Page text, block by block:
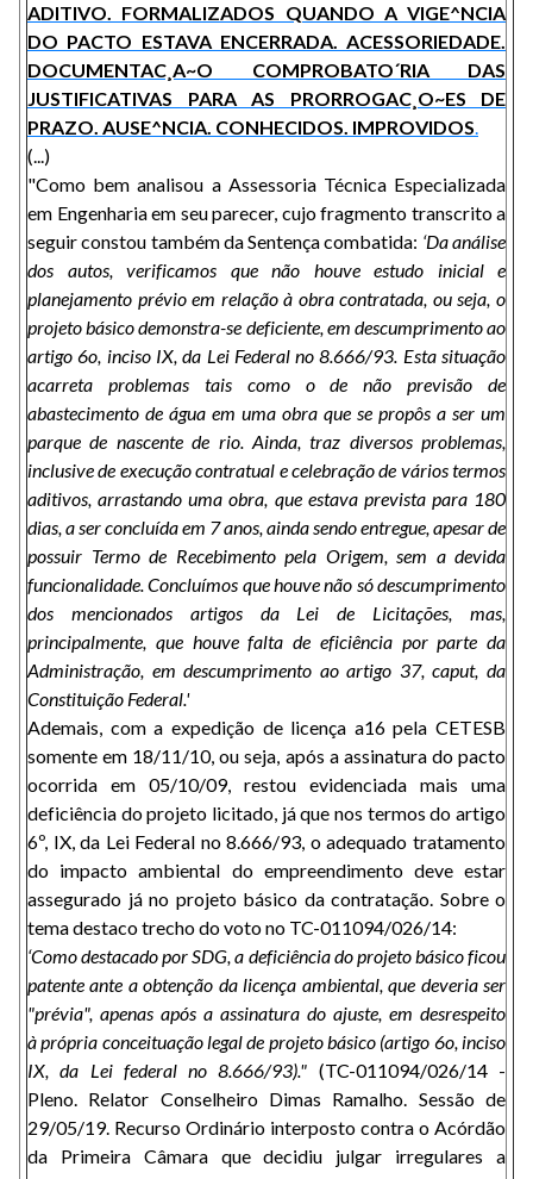
ADITIVO. FORMALIZADOS QUANDO A VIGE^NCIA
DO PACTO ESTAVA ENCERRADA. ACESSORIEDADE.
DOCUMENTAC¸A~O COMPROBATO´RIA DAS
JUSTIFICATIVAS PARA AS PRORROGAC¸O~ES DE
PRAZO. AUSE^NCIA. CONHECIDOS. IMPROVIDOS.
(...)
"Como bem analisou a Assessoria Técnica Especializada
em Engenharia em seu parecer, cujo fragmento transcrito a
seguir constou também da Sentença combatida: ‘Da análise
dos autos, verificamos que não houve estudo inicial e
planejamento prévio em relação à obra contratada, ou seja, o
projeto básico demonstra-se deficiente, em descumprimento ao
artigo 6o, inciso IX, da Lei Federal no 8.666/93. Esta situação
acarreta problemas tais como o de não previsão de
abastecimento de água em uma obra que se propôs a ser um
parque de nascente de rio. Ainda, traz diversos problemas,
inclusive de execução contratual e celebração de vários termos
aditivos, arrastando uma obra, que estava prevista para 180
dias, a ser concluída em 7 anos, ainda sendo entregue, apesar de
possuir Termo de Recebimento pela Origem, sem a devida
funcionalidade. Concluímos que houve não só descumprimento
dos mencionados artigos da Lei de Licitações, mas,
principalmente, que houve falta de eficiência por parte da
Administração, em descumprimento ao artigo 37, caput, da
Constituição Federal.'
Ademais, com a expedição de licença a16 pela CETESB
somente em 18/11/10, ou seja, após a assinatura do pacto
ocorrida em 05/10/09, restou evidenciada mais uma
deficiência do projeto licitado, já que nos termos do artigo
6º, IX, da Lei Federal no 8.666/93, o adequado tratamento
do impacto ambiental do empreendimento deve estar
assegurado já no projeto básico da contratação. Sobre o
tema destaco trecho do voto no TC-011094/026/14:
‘Como destacado por SDG, a deficiência do projeto básico ficou
patente ante a obtenção da licença ambiental, que deveria ser
"prévia", apenas após a assinatura do ajuste, em desrespeito
à própria conceituação legal de projeto básico (artigo 6o, inciso
IX, da Lei federal no 8.666/93)." (TC-011094/026/14 -
Pleno. Relator Conselheiro Dimas Ramalho. Sessão de
29/05/19. Recurso Ordinário interposto contra o Acórdão
da Primeira Câmara que decidiu julgar irregulares a